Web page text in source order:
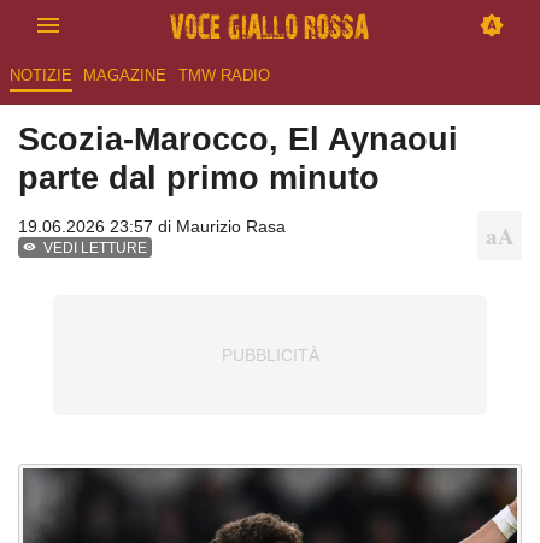
NOTIZIE MAGAZINE TMW RADIO
Scozia-Marocco, El Aynaoui
parte dal primo minuto
19.06.2026 23:57 di Maurizio Rasa
VEDI LETTURE